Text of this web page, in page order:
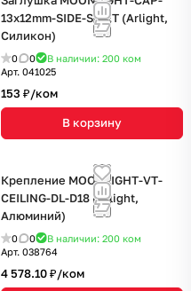
13x12mm-SIDE-S-SET (Arlight,
Силикон)
0 0 В наличии: 200 ком
Арт. 041025
153 ₽/ком
В корзину
Крепление MOONLIGHT-VT-
CEILING-DL-D18 (Arlight,
Алюминий)
0 0 В наличии: 200 ком
Арт. 038764
4 578.10 ₽/ком